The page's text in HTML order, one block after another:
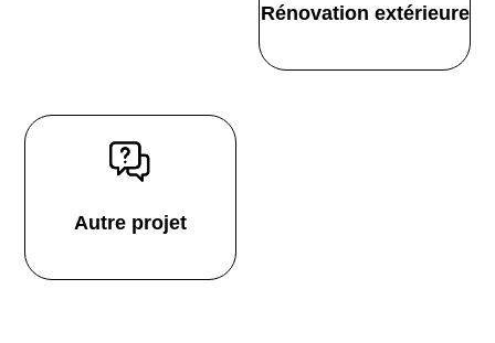
Rénovation extérieure
Autre projet